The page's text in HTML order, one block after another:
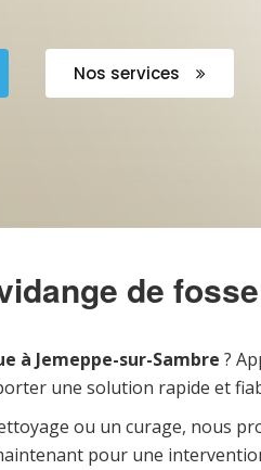
Nos services
de
à Jemeppe-sur-Sambre ?
une solution rapide et
ou un curage, nous
pour une